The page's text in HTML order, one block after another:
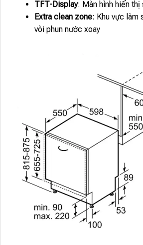
TFT-Display: Màn hình hiển thị
Extra clean zone: Khu vực làm
vòi phun nước xoay